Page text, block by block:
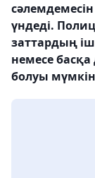
үндеді.
заттардың
немесе
болуы